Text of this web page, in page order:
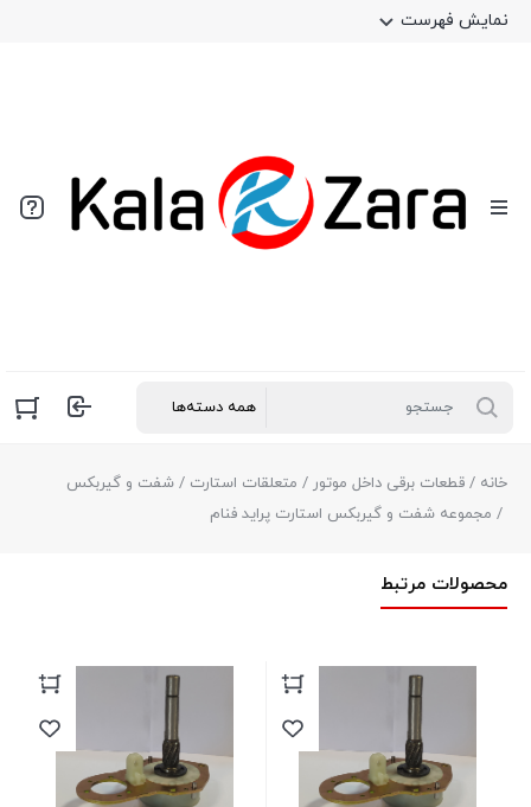
نمایش فهرست
خانه / قطعات برقی داخل موتور / متعلقات استارت / شفت و گیربکس
/ مجموعه شفت و گیربکس استارت پراید فنام
محصولات مرتبط